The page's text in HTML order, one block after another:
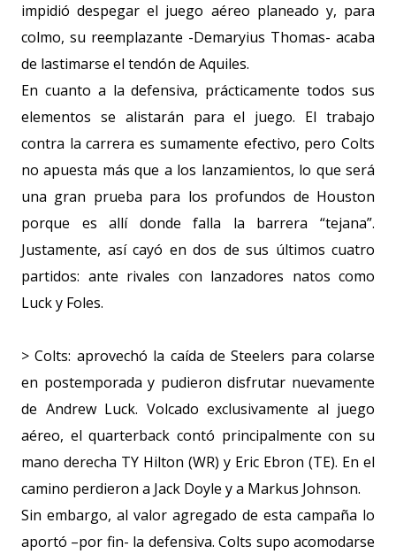
impidió despegar el juego aéreo planeado y, para
colmo, su reemplazante -Demaryius Thomas- acaba
de lastimarse el tendón de Aquiles.
En cuanto a la defensiva, prácticamente todos sus
elementos se alistarán para el juego. El trabajo
contra la carrera es sumamente efectivo, pero Colts
no apuesta más que a los lanzamientos, lo que será
una gran prueba para los profundos de Houston
porque es allí donde falla la barrera “tejana”.
Justamente, así cayó en dos de sus últimos cuatro
partidos: ante rivales con lanzadores natos como
Luck y Foles.
> Colts: aprovechó la caída de Steelers para colarse
en postemporada y pudieron disfrutar nuevamente
de Andrew Luck. Volcado exclusivamente al juego
aéreo, el quarterback contó principalmente con su
mano derecha TY Hilton (WR) y Eric Ebron (TE). En el
camino perdieron a Jack Doyle y a Markus Johnson.
Sin embargo, al valor agregado de esta campaña lo
aportó –por fin- la defensiva. Colts supo acomodarse